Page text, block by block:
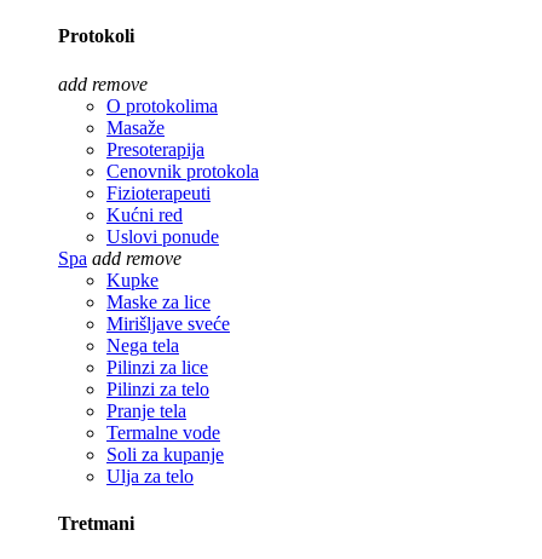
Protokoli
add remove
O protokolima
Masaže
Presoterapija
Cenovnik protokola
Fizioterapeuti
Kućni red
Uslovi ponude
Spa add remove
Kupke
Maske za lice
Mirišljave sveće
Nega tela
Pilinzi za lice
Pilinzi za telo
Pranje tela
Termalne vode
Soli za kupanje
Ulja za telo
Tretmani